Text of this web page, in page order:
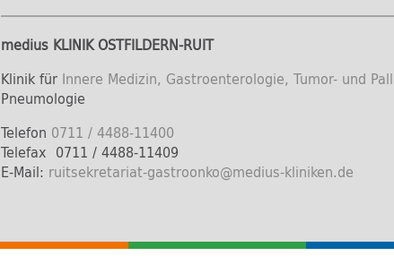
medius KLINIK OSTFILDERN-RUIT
Klinik für Innere Medizin, Gastroenterologie, Tumor- und
Pneumologie
Telefon 0711 / 4488-11400
Telefax 0711 / 4488-11409
E-Mail: ruitsekretariat-gastroonko@medius-kliniken.de